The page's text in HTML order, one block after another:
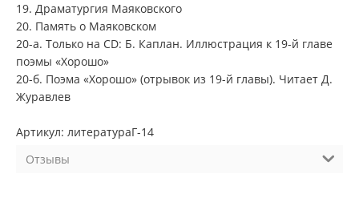
19. Драматургия Маяковского
20. Память о Маяковском
20-а. Только на CD: Б. Каплан. Иллюстрация к 19-й главе
поэмы «Хорошо»
20-б. Поэма «Хорошо» (отрывок из 19-й главы). Читает Д.
Журавлев
Артикул: литератураГ-14
Отзывы